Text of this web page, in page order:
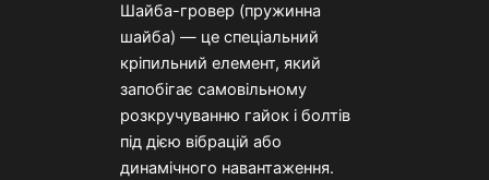
Шайба-гровер (пружинна
шайба) — це спеціальний
кріпильний елемент, який
запобігає самовільному
розкручуванню гайок і болтів
під дією вібрацій або
динамічного навантаження.